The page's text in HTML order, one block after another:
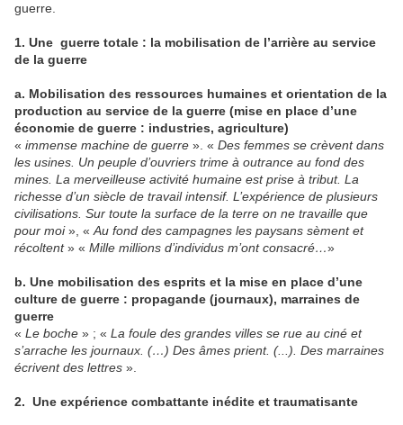
guerre.
1. Une guerre totale : la mobilisation de l’arrière au service
de la guerre
a. Mobilisation des ressources humaines et orientation de la
production au service de la guerre (mise en place d’une
économie de guerre : industries, agriculture)
« immense machine de guerre ». « Des femmes se crèvent dans
les usines. Un peuple d’ouvriers trime à outrance au fond des
mines. La merveilleuse activité humaine est prise à tribut. La
richesse d’un siècle de travail intensif. L’expérience de plusieurs
civilisations. Sur toute la surface de la terre on ne travaille que
pour moi», « Au fond des campagnes les paysans sèment et
récoltent» « Mille millions d’individus m’ont consacré…»
b. Une mobilisation des esprits et la mise en place d’une
culture de guerre : propagande (journaux), marraines de
guerre
« Le boche » ; « La foule des grandes villes se rue au ciné et
s’arrache les journaux. (…) Des âmes prient. (...). Des marraines
écrivent des lettres ».
2. Une expérience combattante inédite et traumatisante